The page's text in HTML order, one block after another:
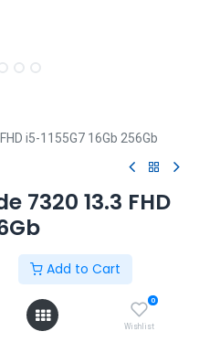
Add to Cart
0
Wishlist
i5-1155G7 16Gb 256Gb
7320 13.3 FHD
Cart